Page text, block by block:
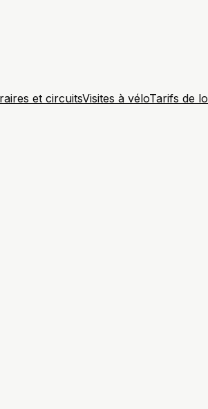
et circuitsVisites à véloTarifs de